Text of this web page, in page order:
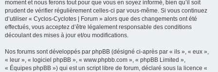
r
moment et nous ferons tout pour que vous en soyez informé, bien qu’il soit
prudent de vérifier régulièrement celles-ci par vous-même. Si vous continuez
d’utiliser « Cyclos-Cyclotes | Forum » alors que des changements ont été
effectués, vous acceptez d’être légalement responsable des conditions
découlant des mises à jour et/ou modifications.
Nos forums sont développés par phpBB (désigné ci-après par « ils », « eux »,
« leur », « logiciel phpBB », « www.phpbb.com », « phpBB Limited »,
« Équipes phpBB ») qui est un script libre de forum, déclaré sous la licence «